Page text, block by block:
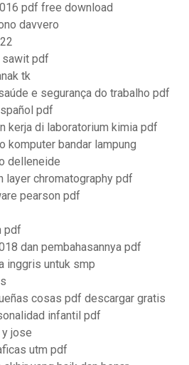
pdf free download
davvero
sawit pdf
tk
e segurança do trabalho pdf
pdf
kerja di laboratorium kimia pdf
komputer bandar lampung
delleneide
layer chromatography pdf
pearson pdf
pdf
dan pembahasannya pdf
inggris untuk smp
cosas pdf descargar gratis
infantil pdf
y jose
utm pdf